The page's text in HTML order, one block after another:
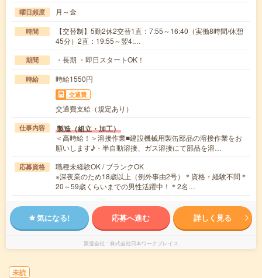
曜日頻度 月～金
時間
【交替制】5勤2休2交替1直：7:55～16:40（実働8時間/休憩
45分）2直：19:55～翌4:…
期間 ・長期 ・即日スタートOK！
時給 時給1550円
交通費
交通費支給（規定あり）
仕事内容 製造（組立・加工）
＜高時給！＞溶接作業■建設機械用製缶部品の溶接作業をお
願いします♪・半自動溶接、ガス溶接にて部品を溶…
応募資格
職種未経験OK / ブランクOK
※深夜業のため18歳以上（例外事由2号）＊資格・経験不問＊
20～59歳くらいまでの男性活躍中！＊2名…
気になる! 応募へ進む 詳しく見る
派遣会社 株式会社日本ワークプレイス
未読